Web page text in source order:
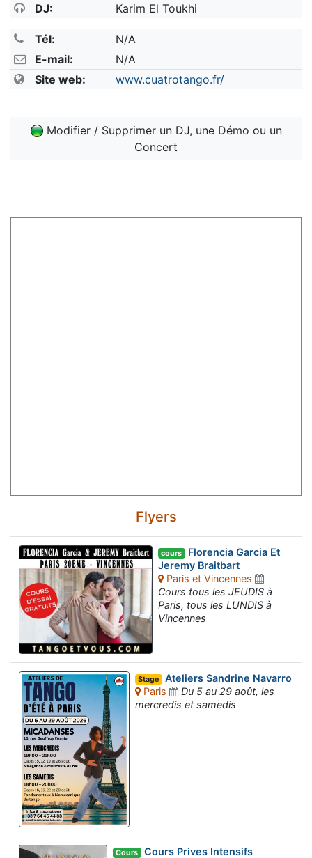
DJ: Karim El Toukhi
Tél:
N/A
E-mail:
N/A
Site web:
www.cuatrotango.fr/
Modifier / Supprimer un DJ, une Démo ou un
Concert
Flyers
cours Florencia Garcia Et
Jeremy Braitbart
Paris et Vincennes
Cours tous les JEUDIS à
Paris, tous les LUNDIS à
Vincennes
Stage Ateliers Sandrine Navarro
Paris
Du 5 au 29 août, les
mercredis et samedis
Cours Cours Prives Intensifs